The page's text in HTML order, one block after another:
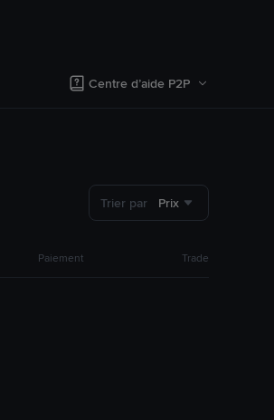
Centre d’aide P2P
Trier par Prix
Paiement Trade